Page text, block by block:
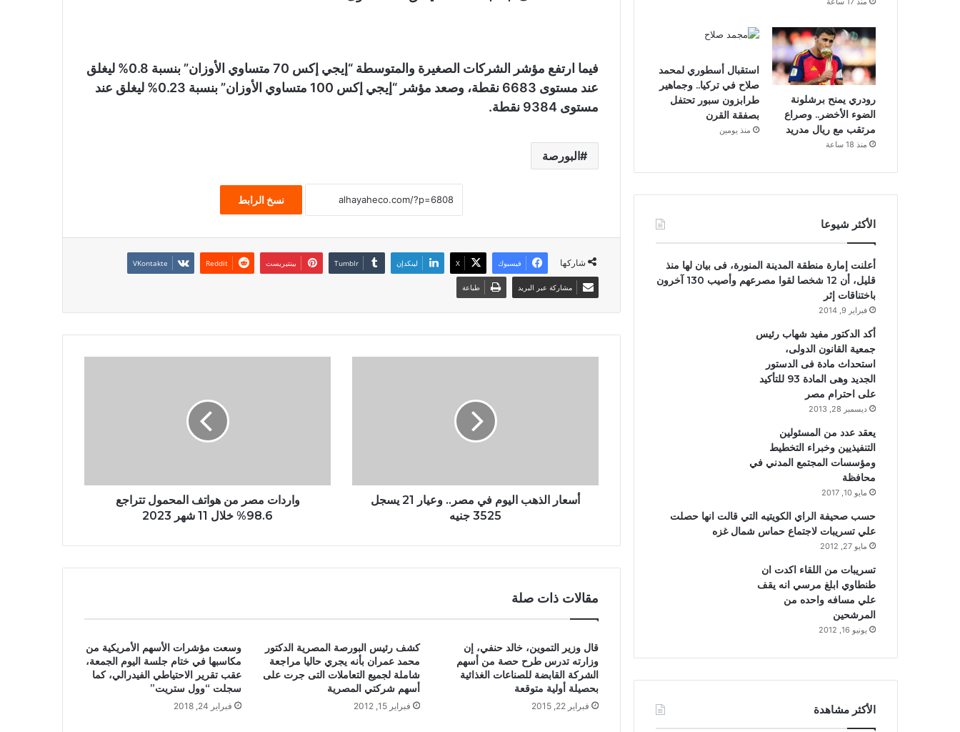
فيما ارتفع مؤشر الشركات الصغيرة والمتوسطة “إيجي إكس 70 متساوي الأوزان” بنسبة 0.8% ليغلق
عند مستوى 6683 نقطة، وصعد مؤشر “إيجي إكس 100 متساوي الأوزان” بنسبة 0.23% ليغلق عند
مستوى 9384 نقطة.
البورصة
نسخ الرابط
شاركها فيسبوك X لينكدإن بينتيريست
مشاركة عبر البريد طباعة
أسعار الذهب اليوم في مصر.. وعيار 21 يسجل
3525 جنيه
واردات مصر من هواتف المحمول تتراجع
98.6% خلال 11 شهر 2023
مقالات ذات صلة
قال وزير التموين، خالد حنفي، إن
وزارته تدرس طرح حصة من أسهم
الشركة القابضة للصناعات الغذائية
بحصيلة أولية متوقعة
فبراير 22, 2015
كشف رئيس البورصة المصرية الدكتور
محمد عمران بأنه يجري حاليا مراجعة
شاملة لجميع التعاملات التى جرت على
أسهم شركتي المصرية
فبراير 15, 2012
وسعت مؤشرات الأسهم الأمريكية من
مكاسبها في ختام جلسة اليوم الجمعة،
عقب تقرير الاحتياطي الفيدرالي، كما
سجلت “وول ستريت”
فبراير 24, 2018
رودري يمنح برشلونة
الضوء الأخضر.. وصراع
مرتقب مع ريال مدريد
منذ 18 ساعة
استقبال أسطوري لمحمد
صلاح في تركيا.. وجماهير
طرابزون سبور تحتفل
بصفقة القرن
منذ يومين
الأكثر شيوعا
أعلنت إمارة منطقة المدينة المنورة، فى بيان لها منذ
قليل، أن 12 شخصا لقوا مصرعهم وأصيب 130 آخرون
باختناقات إثر
فبراير 9, 2014
أكد الدكتور مفيد شهاب رئيس
جمعية القانون الدولى،
استحداث مادة فى الدستور
الجديد وهى المادة 93 للتأكيد
على احترام مصر
ديسمبر 28, 2013
يعقد عدد من المسئولين
التنفيذيين وخبراء التخطيط
ومؤسسات المجتمع المدني في
محافظة
مايو 10, 2017
حسب صحيفة الراي الكويتيه التي قالت انها حصلت
علي تسريبات لاجتماع حماس شمال غزه
مايو 27, 2012
تسريبات من اللقاء اكدت ان
طنطاوي ابلغ مرسي انه يقف
علي مسافه واحده من
المرشحين
يونيو 16, 2012
الأكثر مشاهدة